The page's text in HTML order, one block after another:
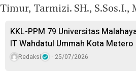
Timur, Tarmizi. SH., S.Sos.I.,
KKL-PPM 79 Universitas
IT Wahdatul Ummah Kota Metero
Redaksi 25/07/2026